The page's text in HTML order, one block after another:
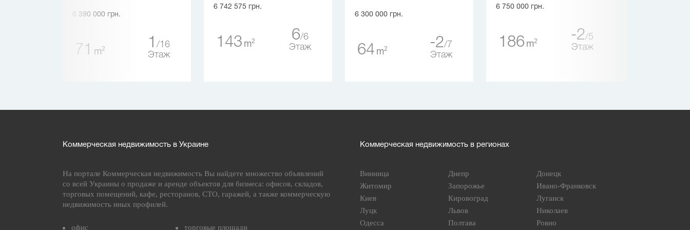
6 390 000 грн.
71 m2 1
16
Этаж
6 742 575 грн.
143 m2 6 6
Этаж
6 300 000 грн.
64 m2 -2
7
Этаж
6 750 000 грн.
186 m2 -2 5
Этаж
Коммерческая недвижимость в Украине
На портале Коммерческая недвижимость Вы найдете множество объявлений
со всей Украины о продаже и аренде объектов для бизнеса: офисов, складов,
торговых помещений, кафе, ресторанов, СТО, гаражей, а также коммерческую
недвижимость иных профилей.
офис торговые площади
Коммерческая недвижимость в регионах
Винница Днепр
Донецк
Житомир
Запорожье
Ивано-Франковск
Киев
Кировоград
Луганск
Луцк
Львов
Николаев
Одесса
Полтава Ровно